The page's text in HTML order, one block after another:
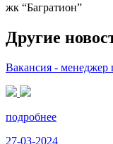
жк “Багратион”
Другие
Вакансия - менеджер
подробнее
27-03-2024